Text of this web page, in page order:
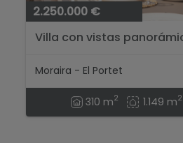
2.250.000 €
Villa con vistas
Portet...
Moraira - El Portet
310 m2 1.149 m2